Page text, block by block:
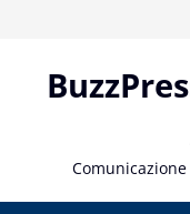
content